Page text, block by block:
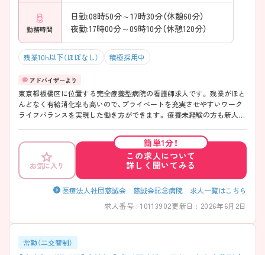
勤務時間
日勤:08時50分～17時30分（休憩60分）
夜勤:17時00分～09時10分（休憩120分）
残業10h以下（ほぼなし） 積極採用中
東京都板橋区に位置する完全療養型病院の看護師求人です。 残業がほと
んどなく有給消化率も高いので、プライベートを充実させやすいワーク
ライフバランスを実現した働き方ができます。 療養未経験の方も新人研
定着率も高く、母体が安定しているので給与面や福利厚生の面も充実し
ており、安定した環境で長く働き続けることができます。 ご興味のある
方には、面接対策ポイントなど、さらに詳細をお話しいたしますので、お
気軽にご相談ください。
お気に入り
簡単1分！
この求人について
詳しく聞いてみる
医療法人社団慈誠会 慈誠会記念病院 求人一覧はこちら
求人番号 : 10113902更新日 : 2026年6月2日
常勤（二交替制）